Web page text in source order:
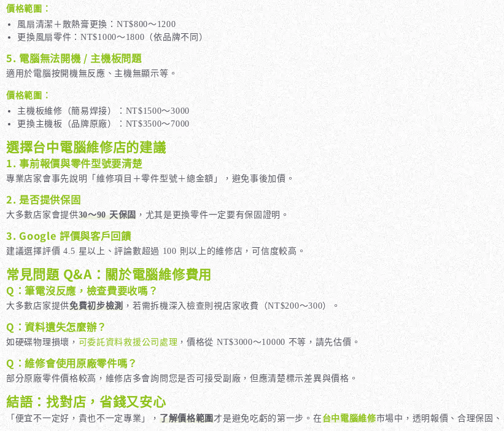
價格範圍：
風扇清潔＋散熱膏更換：NT$800～1200
更換風扇零件：NT$1000～1800（依品牌不同）
5. 電腦無法開機 / 主機板問題
適用於電腦按開機無反應、主機無顯示等。
價格範圍：
主機板維修（簡易焊接）：NT$1500～3000
更換主機板（品牌原廠）：NT$3500～7000
選擇台中電腦維修店的建議
1. 事前報價與零件型號要清楚
專業店家會事先說明「維修項目＋零件型號＋總金額」，避免事後加價。
2. 是否提供保固
大多數店家會提供30～90 天保固，尤其是更換零件一定要有保固證明。
3. Google 評價與客戶回饋
建議選擇評價 4.5 星以上、評論數超過 100 則以上的維修店，可信度較高。
常見問題 Q&A：關於電腦維修費用
Q：筆電沒反應，檢查費要收嗎？
大多數店家提供免費初步檢測 ，若需拆機深入檢查則視店家收費（NT$200～300）。
Q：資料遺失怎麼辦？
如硬碟物理損壞，可委託資料救援公司處理 ，價格從 NT$3000～10000 不等，請先估價。
Q：維修會使用原廠零件嗎？
部分原廠零件價格較高，維修店多會詢問您是否可接受副廠，但應清楚標示差異與價格。
結語：找對店，省錢又安心
「便宜不一定好，貴也不一定專業」， 了解價格範圍才是避免吃虧的第一步。在台中電腦維修市場中，透明報價、合理保固